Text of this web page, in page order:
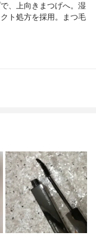
、上向きまつげへ。湿
ト処方を採用。まつ毛